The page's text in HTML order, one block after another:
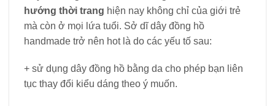
hướng thời trang hiện nay không chỉ của giới trẻ
mà còn ở mọi lứa tuổi. Sở dĩ dây đồng hồ
handmade trở nên hot là do các yếu tố sau:
+ sử dụng dây đồng hồ bằng da cho phép bạn liên
tục thay đổi kiểu dáng theo ý muốn.